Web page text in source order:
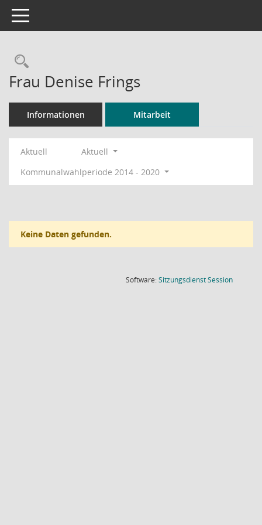
Toggle navigation
Rechercheauswahl
Frau Denise Frings
Informationen Mitarbeit
Aktuell
Aktuell
Kommunalwahlperiode 2014 - 2020
Keine Daten gefunden.
Software:SitzungsdienstSession(Wird in